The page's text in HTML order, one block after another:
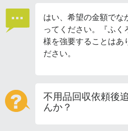
はい、希望の金額でな
ってください。『ふく
様を強要することはあ
ださい。
不用品回収依頼後
んか？